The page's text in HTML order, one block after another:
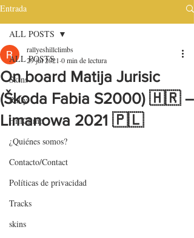
Entrada
ALL POSTS
Skins
Rally
HillClimb
¿Quiénes somos?
Contacto/Contact
Políticas de privacidad
Tracks
skins
ALL POSTS
On board Matija Jurisic
(Škoda Fabia S2000) 🇭🇷 –
Limanowa 2021 🇵🇱
rallyeshillclimbs
29 jul 2021 0 min de lectura